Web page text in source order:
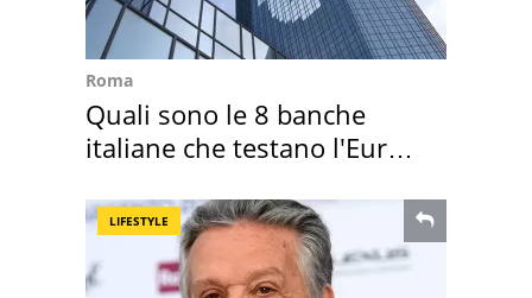
Roma
Quali sono le 8 banche
italiane che testano l'Euro
LIFESTYLE